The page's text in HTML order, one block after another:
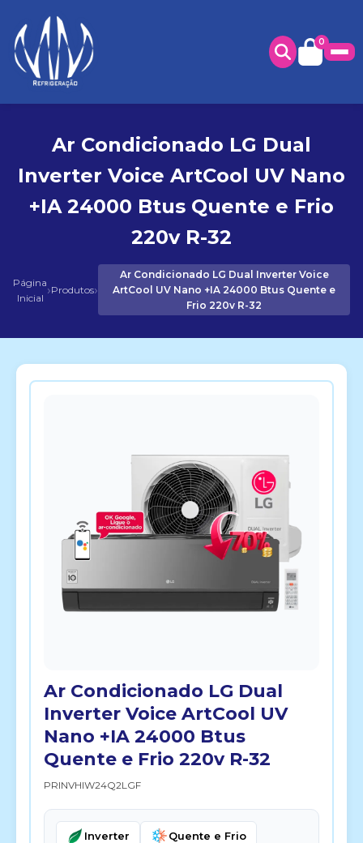
0
Ar Condicionado LG Dual
Inverter Voice ArtCool UV Nano
+IA 24000 Btus Quente e Frio
220v R-32
Página
Inicial ›Produtos›
Ar Condicionado LG Dual Inverter Voice
ArtCool UV Nano +IA 24000 Btus Quente e
Frio 220v R-32
Ar Condicionado LG Dual
Inverter Voice ArtCool UV
Nano +IA 24000 Btus
Quente e Frio 220v R-32
PRINVHIW24Q2LGF
Inverter Quente e Frio